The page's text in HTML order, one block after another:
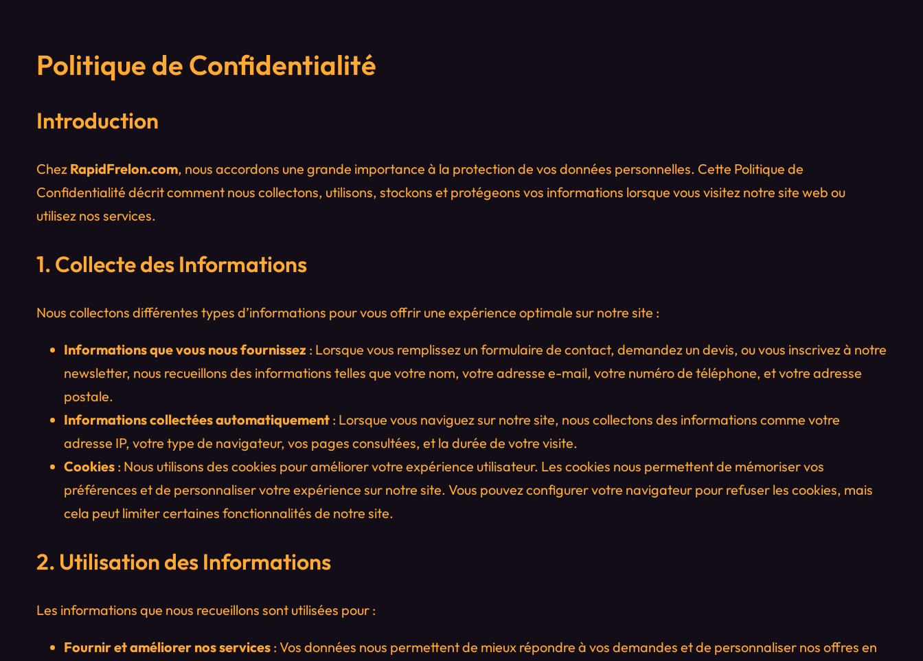
Politique de Confidentialité
Introduction
Chez RapidFrelon.com, nous accordons une grande importance à la protection de vos données personnelles. Cette Politique de
Confidentialité décrit comment nous collectons, utilisons, stockons et protégeons vos informations lorsque vous visitez notre site web ou
utilisez nos services.
1. Collecte des Informations
Nous collectons différentes types d’informations pour vous offrir une expérience optimale sur notre site :
Informations que vous nous fournissez : Lorsque vous remplissez un formulaire de contact, demandez un devis, ou vous inscrivez à notre
newsletter, nous recueillons des informations telles que votre nom, votre adresse e-mail, votre numéro de téléphone, et votre adresse
postale.
Informations collectées automatiquement: Lorsque vous naviguez sur notre site, nous collectons des informations comme votre
adresse IP, votre type de navigateur, vos pages consultées, et la durée de votre visite.
Cookies: Nous utilisons des cookies pour améliorer votre expérience utilisateur. Les cookies nous permettent de mémoriser vos
préférences et de personnaliser votre expérience sur notre site. Vous pouvez configurer votre navigateur pour refuser les cookies, mais
cela peut limiter certaines fonctionnalités de notre site.
2. Utilisation des Informations
Les informations que nous recueillons sont utilisées pour :
Fournir et améliorer nos services: Vos données nous permettent de mieux répondre à vos demandes et de personnaliser nos offres en